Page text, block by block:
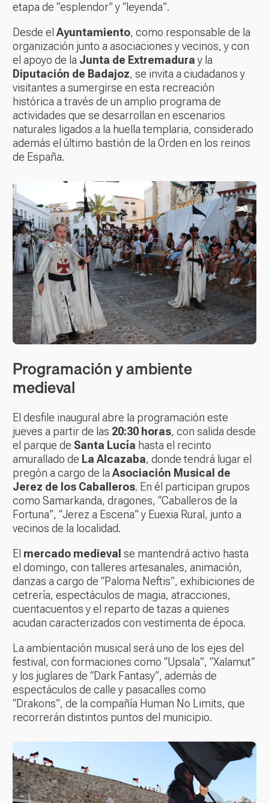
etapa de “esplendor” y “leyenda”.
Desde el Ayuntamiento, como responsable de la
organización junto a asociaciones y vecinos, y con
el apoyo de la Junta de Extremaduray la
Diputación de Badajoz, se invita a ciudadanos y
visitantes a sumergirse en esta recreación
histórica a través de un amplio programa de
actividades que se desarrollan en escenarios
naturales ligados a la huella templaria, considerado
además el último bastión de la Orden en los reinos
de España.
Programación y ambiente
medieval
El desfile inaugural abre la programación este
jueves a partir de las 20:30 horas, con salida desde
el parque de Santa Lucía hasta el recinto
amurallado de La Alcazaba, donde tendrá lugar el
pregón a cargo de la Asociación Musical de
Jerez de los Caballeros. En él participan grupos
como Samarkanda, dragones, “Caballeros de la
Fortuna”, “Jerez a Escena” y Euexia Rural, junto a
vecinos de la localidad.
El mercado medieval se mantendrá activo hasta
el domingo, con talleres artesanales, animación,
danzas a cargo de “Paloma Neftis”, exhibiciones de
cetrería, espectáculos de magia, atracciones,
cuentacuentos y el reparto de tazas a quienes
acudan caracterizados con vestimenta de época.
La ambientación musical será uno de los ejes del
festival, con formaciones como “Upsala”, “Xalamut”
y los juglares de “Dark Fantasy”, además de
espectáculos de calle y pasacalles como
“Drakons”, de la compañía Human No Limits, que
recorrerán distintos puntos del municipio.